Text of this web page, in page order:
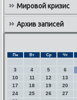
Мировой кризис
Архив записей
Пн Вт Ср Чт
3
4 5 6
10
11 12 13
17
18 19 20
24
25 26 27